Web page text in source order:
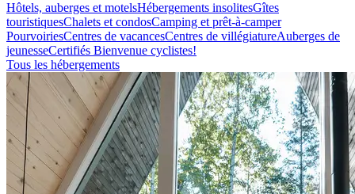
Hôtels, auberges et motelsHébergements insolitesGîtes
touristiquesChalets et condosCamping et prêt-à-camper
PourvoiriesCentres de vacancesCentres de villégiatureAuberges de
jeunesseCertifiés Bienvenue cyclistes!
Tous les hébergements